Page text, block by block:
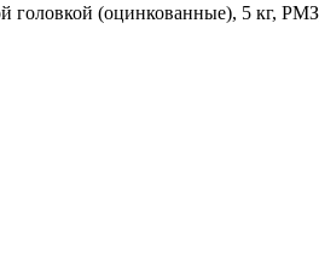
головкой (оцинкованные), 5 кг,